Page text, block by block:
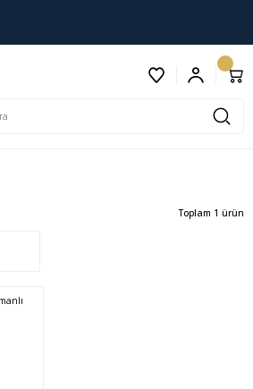
Toplam 1 ürün